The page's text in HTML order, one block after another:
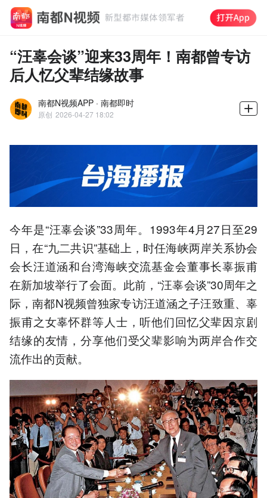
“汪辜会谈”迎来33周年！南都曾专访
后人忆父辈结缘故事
南都N视频APP · 南都即时
原创 2026-04-27 18:02
今年是“汪辜会谈”33周年。1993年4月27日至29
日，在“九二共识”基础上，时任海峡两岸关系协会
会长汪道涵和台湾海峡交流基金会董事长辜振甫
在新加坡举行了会面。此前，“汪辜会谈”30周年之
际，南都N视频曾独家专访汪道涵之子汪致重、辜
振甫之女辜怀群等人士，听他们回忆父辈因京剧
结缘的友情，分享他们受父辈影响为两岸合作交
流作出的贡献。